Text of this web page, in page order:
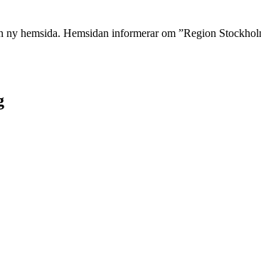
ny hemsida. Hemsidan informerar om ”Region